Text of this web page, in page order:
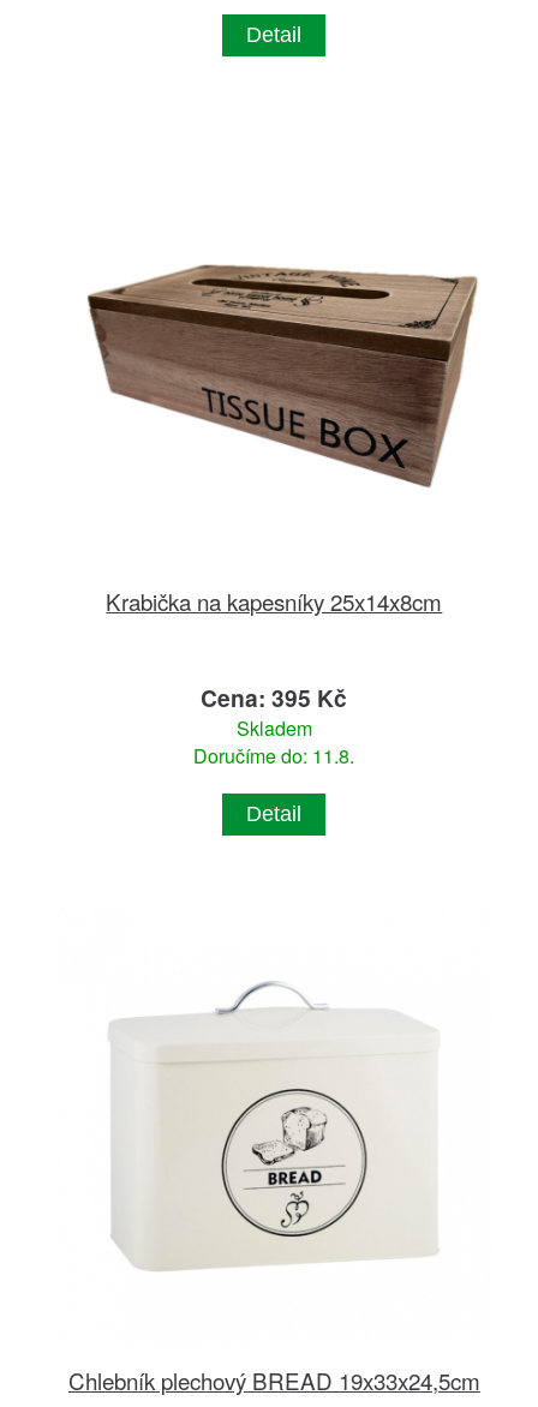
Detail
Krabička na kapesníky 25x14x8cm
Cena: 395 Kč
Skladem
Doručíme do: 11.8.
Detail
Chlebník plechový BREAD 19x33x24,5cm